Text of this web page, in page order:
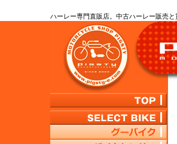
ハーレー専門直販店。中古ハーレー販売